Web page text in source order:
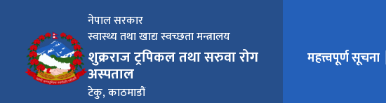
नेपाल सरकार
स्वास्थ्य तथा खाद्य स्वच्छता मन्त्रालय
शुक्रराज ट्रपिकल तथा सरुवा रोग
अस्पताल
टेकु, काठमाडौं
मुख्य नेभिगेसनमा जानुहोस्
महत्त्वपूर्ण सूचना